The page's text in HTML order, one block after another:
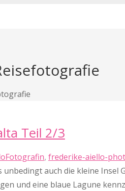
Teil 2/3
Fotografin, frederike-aiello-
auch die kleine Insel
und eine blaue Lagune